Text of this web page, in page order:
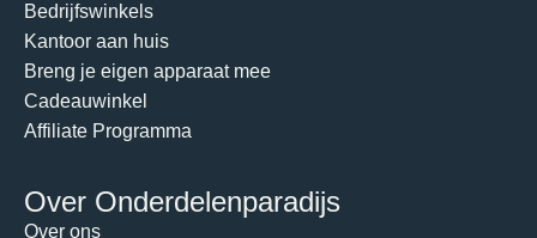
Bedrijfswinkels
Kantoor aan huis
Breng je eigen apparaat mee
Cadeauwinkel
Affiliate Programma
Over Onderdelenparadijs
Over ons